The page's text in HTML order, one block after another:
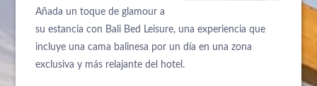
Añada un toque de glamour a
su estancia con Bali Bed Leisure, una experiencia que
incluye una cama balinesa por un día en una zona
exclusiva y más relajante del hotel.